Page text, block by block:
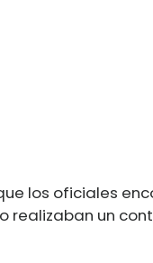
los oficiales
realizaban un